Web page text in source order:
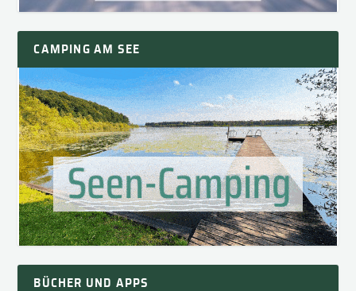
CAMPING AM SEE
BÜCHER UND APPS